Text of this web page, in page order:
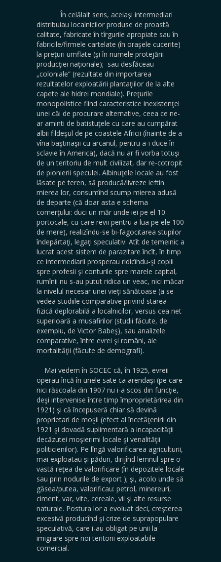
În celălalt sens, aceiaşi intermediari
distribuiau localnicilor produse de proastă
calitate, fabricate în tîrgurile apropiate sau în
fabricile/firmele cartelate (în oraşele cucerite)
la preţuri umflate (şi în numele protejării
producţiei naţionale); sau desfăceau
„coloniale” (rezultate din importarea
rezultatelor exploatării plantaţiilor de la alte
capete ale hidrei mondiale). Preţurile
monopolistice fiind caracteristice inexistenţei
unei căi de procurare alternative, ceea ce ne-
ar aminti de batistuţele cu care au cumpărat
albii fildeşul de pe coastele Africii (înainte de a
vîna baştinaşii cu arcanul, pentru a-i duce în
sclavie în America), dacă nu ar fi vorba totuşi
de un teritoriu de mult civilizat, dar re-cotropit
de pionierii speculei. Albinuţele locale au fost
lăsate pe teren, să producă/livreze ieftin
mierea lor, consumînd scump mierea adusă
de departe (că doar asta e schema
comerţului: duci un măr unde iei pe el 10
portocale, cu care revii pentru a lua pe ele 100
de mere), realizîndu-se bi-fagocitarea stupilor
îndepărtaţi, legaţi speculativ. Atît de temeinic a
lucrat acest sistem de parazitare încît, în timp
ce intermediarii prosperau ridicîndu-şi copiii
spre profesii şi conturile spre marele capital,
rumînii nu s-au putut ridica un veac, nici măcar
la nivelul necesar unei vieţi sănătoase (a se
vedea studiile comparative privind starea
fizică deplorabilă a localnicilor, versus cea net
superioară a musafirilor (studii făcute, de
exemplu, de Victor Babeş), sau analizele
comparative, între evrei şi români, ale
mortalităţii (făcute de demografi).
Mai vedem în SOCEC că, în 1925, evreii
operau încă în unele sate ca arendaşi (pe care
nici răscoala din 1907 nu i-a scos din funcţie,
deşi intervenise între timp împroprietărirea din
1921) şi că începuseră chiar să devină
proprietari de moşii (efect al încetăţenirii din
1921 şi dovadă suplimentară a incapacităţii
decăzutei moşierimi locale şi venalităţii
politicienilor). Pe lîngă valorificarea agriculturii,
mai exploatau şi păduri, dirijînd lemnul spre o
vastă reţea de valorificare (în depozitele locale
sau prin nodurile de export ); şi, acolo unde să
găsea/putea, valorificau: petrol, minereuri,
ciment, var, vite, cereale, vii şi alte resurse
naturale. Postura lor a evoluat deci, creşterea
excesivă producînd şi crize de suprapopulare
speculativă, care i-au obligat pe unii la
imigrare spre noi teritorii exploatabile
comercial.